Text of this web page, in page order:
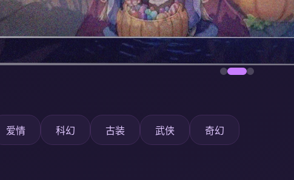
爱情 科幻 古装 武侠 奇幻